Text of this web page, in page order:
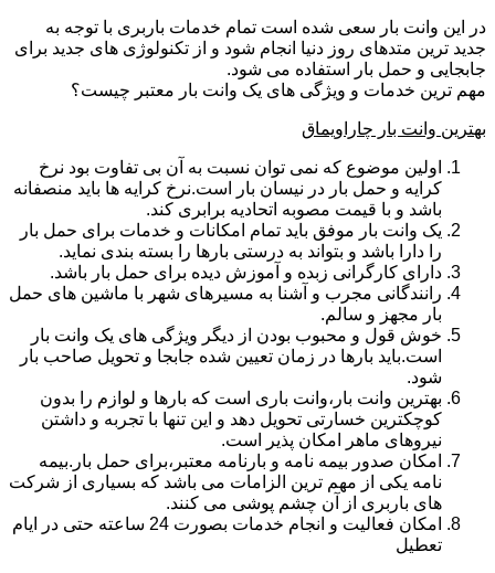
در این وانت بار سعی شده است تمام خدمات باربری با توجه به
جدید ترین متدهای روز دنیا انجام شود و از تکنولوژی های جدید برای
جابجایی و حمل بار استفاده می شود.
مهم ترین خدمات و ویژگی های یک وانت بار معتبر چیست؟
بهترین وانت بار چاراویماق
اولین موضوع که نمی توان نسبت به آن بی تفاوت بود نرخ
کرایه و حمل بار در نیسان بار است.نرخ کرایه ها باید منصفانه
باشد و با قیمت مصوبه اتحادیه برابری کند.
یک وانت بار موفق باید تمام امکانات و خدمات برای حمل بار
را دارا باشد و بتواند به درستی بارها را بسته بندی نماید.
دارای کارگرانی زبده و آموزش دیده برای حمل بار باشد.
رانندگانی مجرب و آشنا به مسیرهای شهر با ماشین های حمل
بار مجهز و سالم.
خوش قول و محبوب بودن از دیگر ویژگی های یک وانت بار
است.باید بارها در زمان تعیین شده جابجا و تحویل صاحب بار
شود.
بهترین وانت بار،وانت باری است که بارها و لوازم را بدون
کوچکترین خسارتی تحویل دهد و این تنها با تجربه و داشتن
نیروهای ماهر امکان پذیر است.
امکان صدور بیمه نامه و بارنامه معتبر،برای حمل بار.بیمه
نامه یکی از مهم ترین الزامات می باشد که بسیاری از شرکت
های باربری از آن چشم پوشی می کنند.
امکان فعالیت و انجام خدمات بصورت 24 ساعته حتی در ایام
تعطیل